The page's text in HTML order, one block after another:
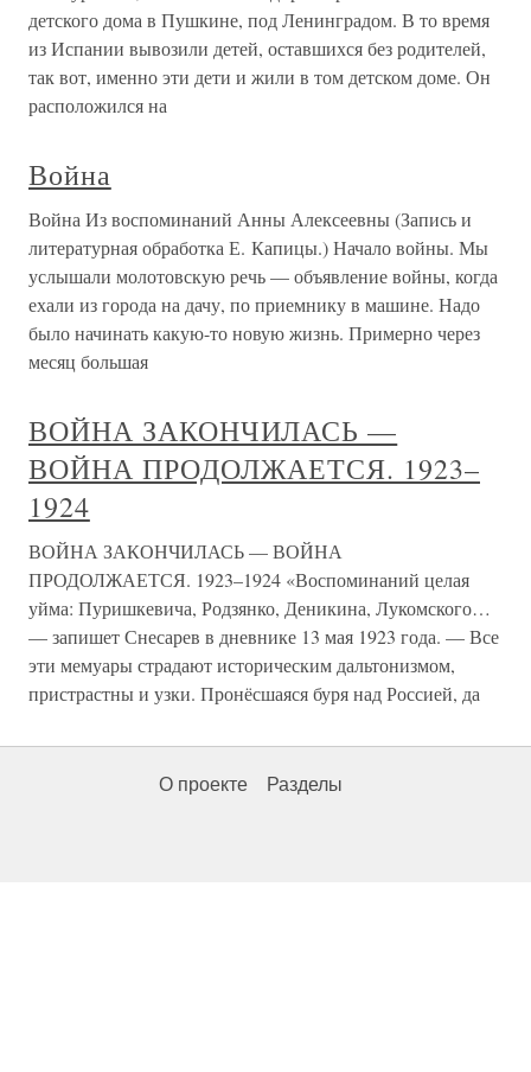
детского дома в Пушкине, под Ленинградом. В то время
из Испании вывозили детей, оставшихся без родителей,
так вот, именно эти дети и жили в том детском доме. Он
расположился на
Война
Война Из воспоминаний Анны Алексеевны (Запись и
литературная обработка Е. Капицы.) Начало войны. Мы
услышали молотовскую речь — объявление войны, когда
ехали из города на дачу, по приемнику в машине. Надо
было начинать какую-то новую жизнь. Примерно через
месяц большая
ВОЙНА ЗАКОНЧИЛАСЬ —
ВОЙНА ПРОДОЛЖАЕТСЯ. 1923–
1924
ВОЙНА ЗАКОНЧИЛАСЬ — ВОЙНА
ПРОДОЛЖАЕТСЯ. 1923–1924 «Воспоминаний целая
уйма: Пуришкевича, Родзянко, Деникина, Лукомского…
— запишет Снесарев в дневнике 13 мая 1923 года. — Все
эти мемуары страдают историческим дальтонизмом,
пристрастны и узки. Пронёсшаяся буря над Россией, да
О проекте Разделы